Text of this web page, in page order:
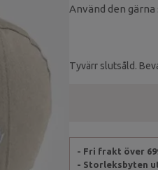
Använd den
Tyvärr slutsåld.
- Fri frakt över
- Storleksbyten